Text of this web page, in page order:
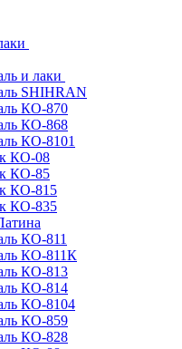
и лаки
SHIHRAN
КО-870
КО-868
КО-8101
КО-08
КО-85
КО-815
КО-835
КО-811
КО-811К
КО-813
КО-814
КО-8104
КО-859
КО-828